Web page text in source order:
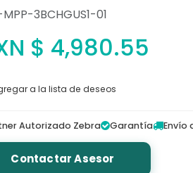
3BCHGUS1-01
$ 4,980.55
a la lista de deseos
Autorizado Zebra Garantía Envío
Contactar Asesor